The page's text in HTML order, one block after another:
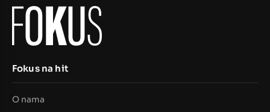
Fokus na hit
O nama